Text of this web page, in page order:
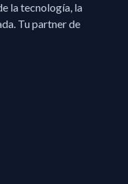
la tecnología, la
Tu partner de